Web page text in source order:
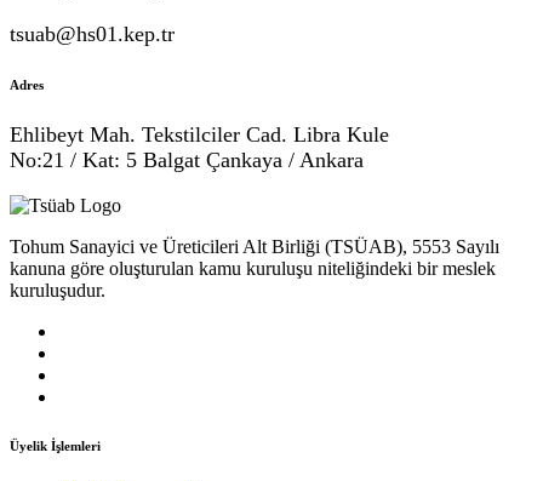
tsuab@hs01.kep.tr
Adres
Ehlibeyt Mah. Tekstilciler Cad. Libra Kule
No:21 / Kat: 5 Balgat Çankaya / Ankara
Tohum Sanayici ve Üreticileri Alt Birliği (TSÜAB), 5553 Sayılı
kanuna göre oluşturulan kamu kuruluşu niteliğindeki bir meslek
kuruluşudur.
Üyelik İşlemleri